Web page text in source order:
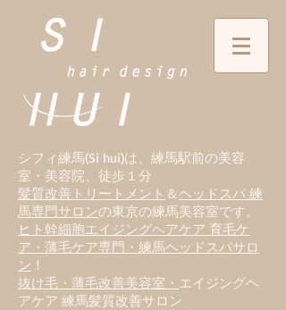
シフィ練馬(Si hui)は、 練馬駅前の美容
室・美容院、徒歩１分
髪質改善トリートメント ＆ヘッドスパ 練
馬専門サロンの東京の練馬美容室です。
ヒト幹細胞エイジングヘアケア 育毛ケ
ア・薄毛ケア専門・練馬ヘッドスパサロ
ン ！
抜け毛・薄毛改善美容室・ エイジングヘ
アケア 練馬髪質改善サロン